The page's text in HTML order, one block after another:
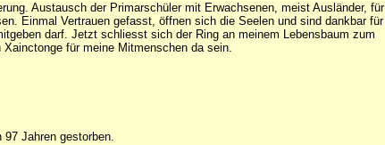
Austausch der Primarschüler mit Erwachsenen, meist Ausländer, für
Einmal Vertrauen gefasst, öffnen sich die Seelen und sind dankbar für
darf. Jetzt schliesst sich der Ring an meinem Lebensbaum zum
für meine Mitmenschen da sein.
Jahren gestorben.